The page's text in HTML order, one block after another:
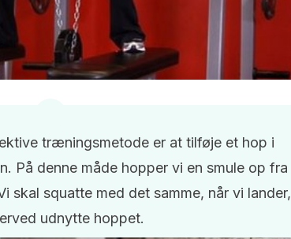
træningsmetode er at tilføje et hop i
På denne måde hopper vi en smule op fra
skal squatte med det samme, når vi lander,
udnytte hoppet.